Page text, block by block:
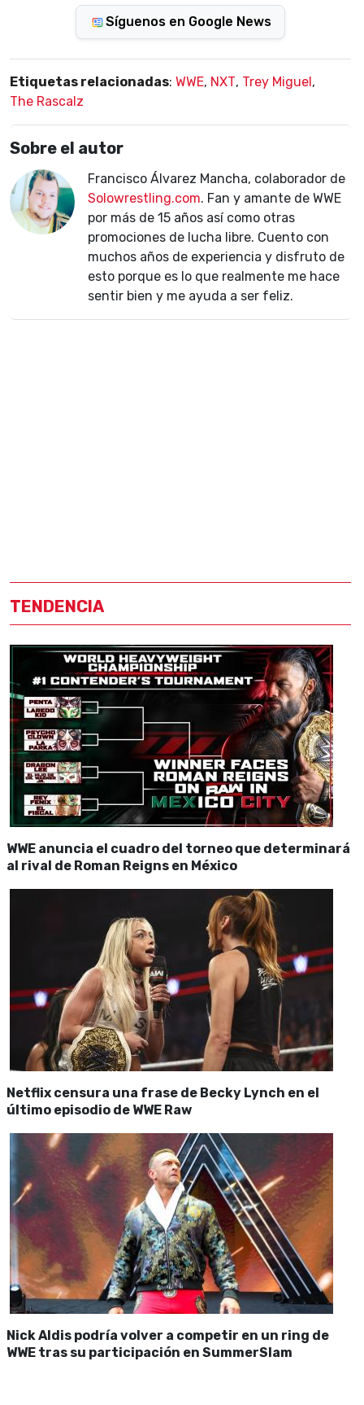
Síguenos en Google News
Etiquetas relacionadas: WWE, NXT, Trey Miguel ,
The Rascalz
Sobre el autor
Francisco Álvarez Mancha, colaborador de
Solowrestling.com. Fan y amante de WWE
por más de 15 años así como otras
promociones de lucha libre. Cuento con
muchos años de experiencia y disfruto de
esto porque es lo que realmente me hace
sentir bien y me ayuda a ser feliz.
TENDENCIA
WWE anuncia el cuadro del torneo que determinará
al rival de Roman Reigns en México
Netflix censura una frase de Becky Lynch en el
último episodio de WWE Raw
Nick Aldis podría volver a competir en un ring de
WWE tras su participación en SummerSlam